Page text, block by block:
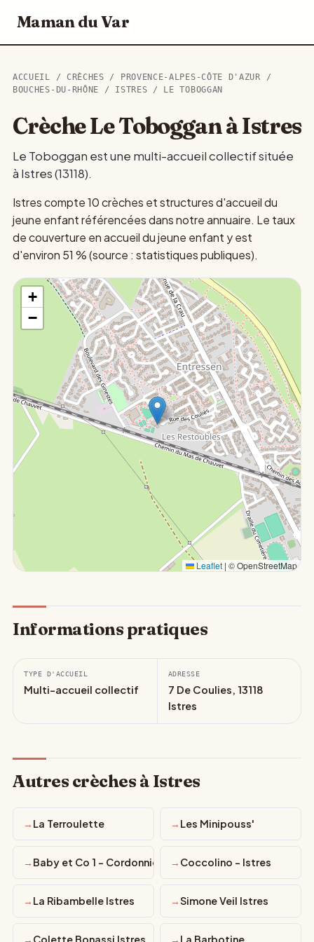
Maman du Var
ACCUEIL / CRÈCHES / PROVENCE-ALPES-CÔTE D'AZUR /
BOUCHES-DU-RHÔNE / ISTRES / LE TOBOGGAN
Crèche Le Toboggan à Istres
Le Toboggan est une multi-accueil collectif située
à Istres (13118).
Istres compte 10 crèches et structures d'accueil du
jeune enfant référencées dans notre annuaire. Le taux
de couverture en accueil du jeune enfant y est
d'environ 51 % (source : statistiques publiques).
+
−
Leaflet | © OpenStreetMap
Informations pratiques
TYPE D'ACCUEIL
Multi-accueil collectif
ADRESSE
7 De Coulies, 13118
Istres
Autres crèches à Istres
La Terroulette Les Minipouss'
Baby et Co 1 - Cordonniers - IstresCoccolino - Istres
La Ribambelle Istres Simone Veil Istres
Colette Bonassi Istres La Barbotine